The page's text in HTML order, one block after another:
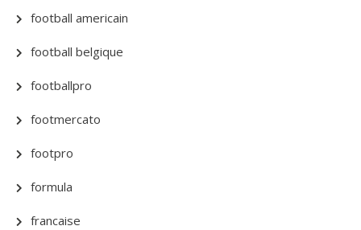
football americain
football belgique
footballpro
footmercato
footpro
formula
francaise